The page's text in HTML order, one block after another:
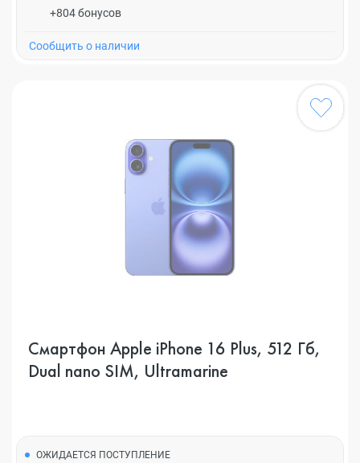
+804 бонусов
Cообщить о наличии
Смартфон Apple iPhone 16 Plus, 512 Гб,
Dual nano SIM, Ultramarine
ОЖИДАЕТСЯ ПОСТУПЛЕНИЕ